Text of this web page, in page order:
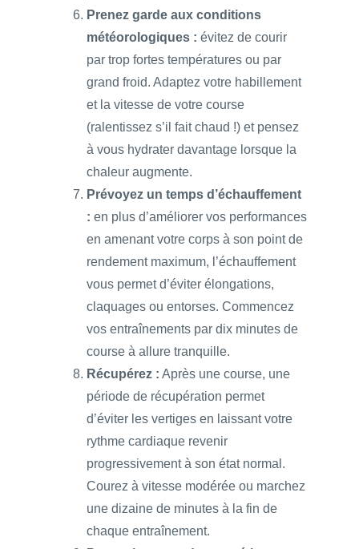
Prenez garde aux conditions
météorologiques : évitez de courir
par trop fortes températures ou par
grand froid. Adaptez votre habillement
et la vitesse de votre course
(ralentissez s’il fait chaud !) et pensez
à vous hydrater davantage lorsque la
chaleur augmente.
Prévoyez un temps d’échauffement
: en plus d’améliorer vos performances
en amenant votre corps à son point de
rendement maximum, l’échauffement
vous permet d’éviter élongations,
claquages ou entorses. Commencez
vos entraînements par dix minutes de
course à allure tranquille.
Récupérez : Après une course, une
période de récupération permet
d’éviter les vertiges en laissant votre
rythme cardiaque revenir
progressivement à son état normal.
Courez à vitesse modérée ou marchez
une dizaine de minutes à la fin de
chaque entraînement.